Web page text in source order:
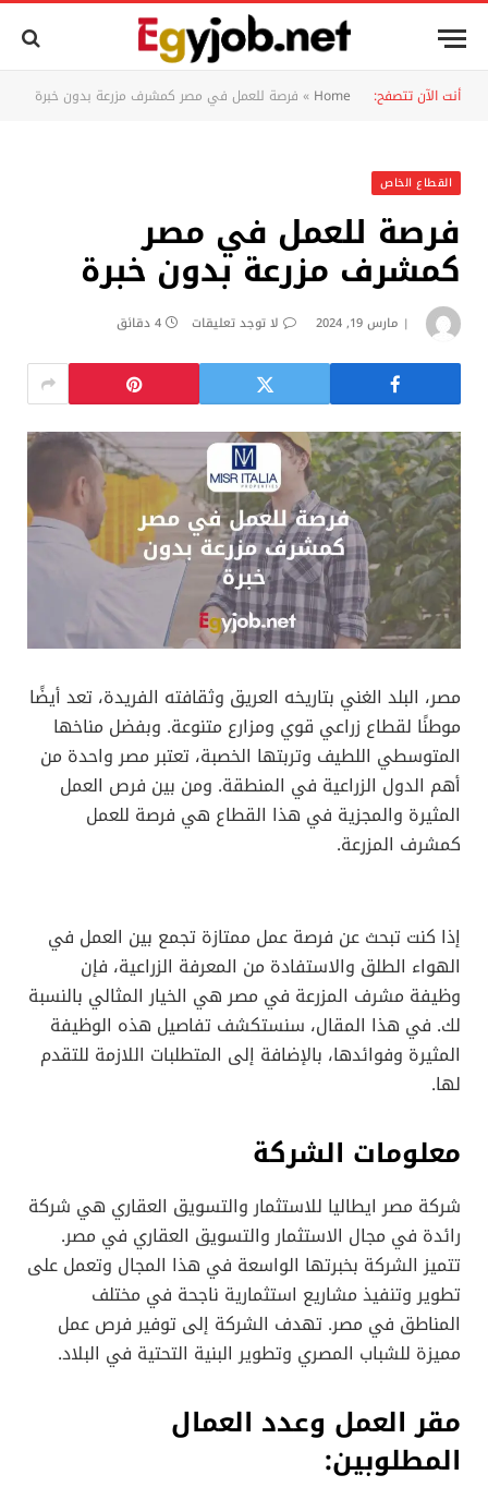
أنت الآن تتصفح: Home
» فرصة للعمل في مصر كمشرف مزرعة بدون خبرة
القطاع الخاص
فرصة للعمل في مصر
كمشرف مزرعة بدون خبرة
مارس 19, 2024 لا توجد تعليقات 4 دقائق
مصر، البلد الغني بتاريخه العريق وثقافته الفريدة، تعد أيضًا
موطنًا لقطاع زراعي قوي ومزارع متنوعة. وبفضل مناخها
المتوسطي اللطيف وتربتها الخصبة، تعتبر مصر واحدة من
أهم الدول الزراعية في المنطقة. ومن بين فرص العمل
المثيرة والمجزية في هذا القطاع هي فرصة للعمل
كمشرف المزرعة.
إذا كنت تبحث عن فرصة عمل ممتازة تجمع بين العمل في
الهواء الطلق والاستفادة من المعرفة الزراعية، فإن
وظيفة مشرف المزرعة في مصر هي الخيار المثالي بالنسبة
لك. في هذا المقال، سنستكشف تفاصيل هذه الوظيفة
المثيرة وفوائدها، بالإضافة إلى المتطلبات اللازمة للتقدم
لها.
معلومات الشركة
شركة مصر ايطاليا للاستثمار والتسويق العقاري هي شركة
رائدة في مجال الاستثمار والتسويق العقاري في مصر.
تتميز الشركة بخبرتها الواسعة في هذا المجال وتعمل على
تطوير وتنفيذ مشاريع استثمارية ناجحة في مختلف
المناطق في مصر. تهدف الشركة إلى توفير فرص عمل
مميزة للشباب المصري وتطوير البنية التحتية في البلاد.
مقر العمل وعدد العمال
المطلوبين: